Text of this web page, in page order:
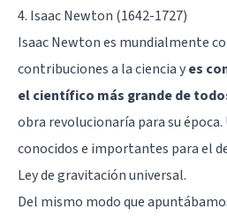
4. Isaac Newton (1642-1727)
Isaac Newton es mundialmente
contribuciones a la ciencia yes
el científico más grande de
obra revolucionaría para su época.
conocidos e importantes para el
Ley de gravitación universal.
Del mismo modo que